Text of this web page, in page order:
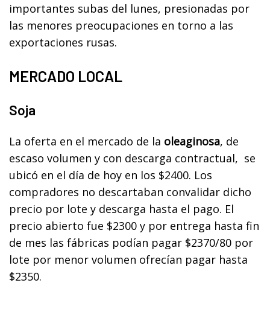
importantes subas del lunes, presionadas por
las menores preocupaciones en torno a las
exportaciones rusas.
MERCADO LOCAL
Soja
La oferta en el mercado de la oleaginosa, de
escaso volumen y con descarga contractual, se
ubicó en el día de hoy en los $2400. Los
compradores no descartaban convalidar dicho
precio por lote y descarga hasta el pago. El
precio abierto fue $2300 y por entrega hasta fin
de mes las fábricas podían pagar $2370/80 por
lote por menor volumen ofrecían pagar hasta
$2350.